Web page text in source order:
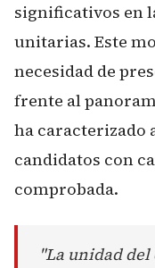
significativos en
unitarias. Este
necesidad de
frente al
ha caracterizado
candidatos con
comprobada.
"La unidad